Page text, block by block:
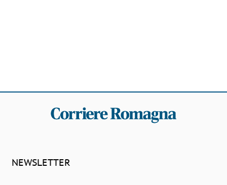
NEWSLETTER